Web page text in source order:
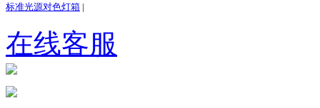
标准光源对色灯箱 |
在线客服